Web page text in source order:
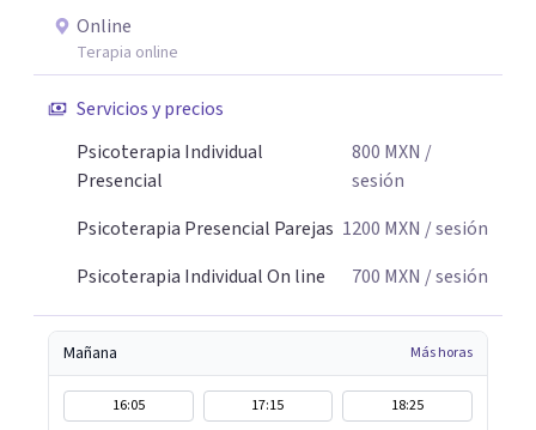
Online
Terapia online
Servicios y precios
Psicoterapia Individual
Presencial
800 MXN /
sesión
Psicoterapia Presencial Parejas 1200 MXN / sesión
Psicoterapia Individual On line
700 MXN / sesión
Mañana Más horas
16:05 17:15
18:25